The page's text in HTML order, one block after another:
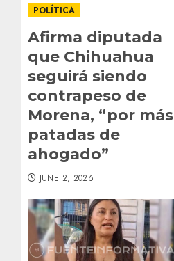
POLÍTICA
Afirma diputada
que Chihuahua
seguirá siendo
contrapeso de
Morena, “por más
patadas de
ahogado”
JUNE 2, 2026